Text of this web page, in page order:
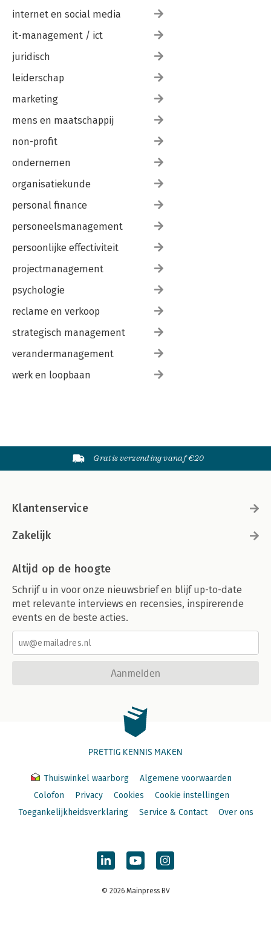
internet en social media
it-management / ict
juridisch
leiderschap
marketing
mens en maatschappij
non-profit
ondernemen
organisatiekunde
personal finance
personeelsmanagement
persoonlijke effectiviteit
projectmanagement
psychologie
reclame en verkoop
strategisch management
verandermanagement
werk en loopbaan
Gratis verzending vanaf €20
Klantenservice
Zakelijk
Altijd op de hoogte
Schrijf u in voor onze nieuwsbrief en blijf up-to-date
met relevante interviews en recensies, inspirerende
events en de beste acties.
Aanmelden
PRETTIG KENNIS MAKEN
Thuiswinkel waarborg
Algemene voorwaarden
Colofon
Privacy Cookies
Cookie instellingen
Toegankelijkheidsverklaring
Service & Contact Over ons
© 2026 Mainpress BV